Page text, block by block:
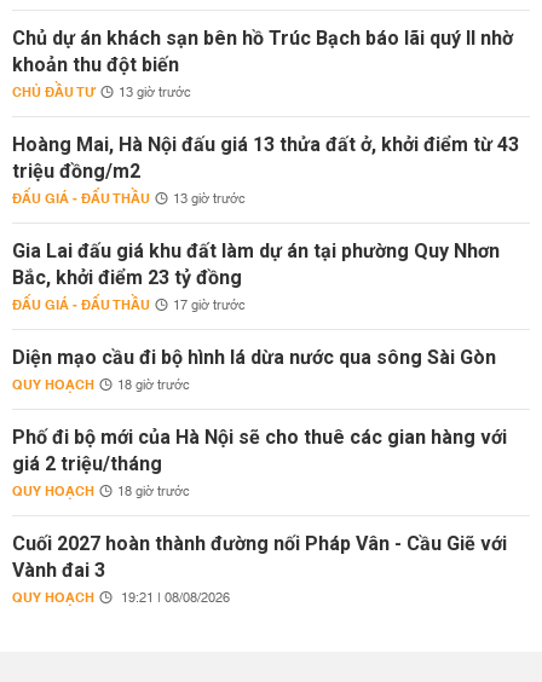
Chủ dự án khách sạn bên hồ Trúc Bạch báo lãi quý II nhờ
khoản thu đột biến
CHỦ ĐẦU TƯ 13 giờ trước
Hoàng Mai, Hà Nội đấu giá 13 thửa đất ở, khởi điểm từ 43
triệu đồng/m2
ĐẤU GIÁ - ĐẤU THẦU 13 giờ trước
Gia Lai đấu giá khu đất làm dự án tại phường Quy Nhơn
Bắc, khởi điểm 23 tỷ đồng
ĐẤU GIÁ - ĐẤU THẦU 17 giờ trước
Diện mạo cầu đi bộ hình lá dừa nước qua sông Sài Gòn
QUY HOẠCH 18 giờ trước
Phố đi bộ mới của Hà Nội sẽ cho thuê các gian hàng với
giá 2 triệu/tháng
QUY HOẠCH 18 giờ trước
Cuối 2027 hoàn thành đường nối Pháp Vân - Cầu Giẽ với
Vành đai 3
QUY HOẠCH 19:21 | 08/08/2026